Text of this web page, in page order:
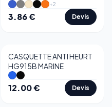
+2
3.86€ Devis
CASQUETTE ANTI HEURT
HG915B MARINE
12.00€ Devis